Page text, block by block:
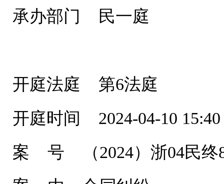
承办部门 民一庭
开庭法庭 第6法庭
开庭时间 2024-04-10 15:40
案 号 （2024）浙04民终